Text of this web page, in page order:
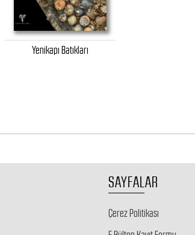
Yenikapı Batıkları
SAYFALAR
Çerez Politikası